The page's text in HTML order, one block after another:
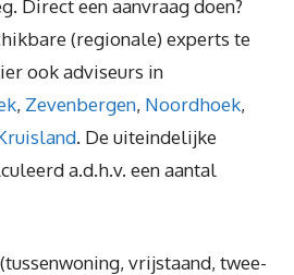
Direct een aanvraag doen?
(regionale) experts te
ook adviseurs in
, Zevenbergen, Noordhoek,
. De uiteindelijke
a.d.h.v. een aantal
vrijstaand, twee-